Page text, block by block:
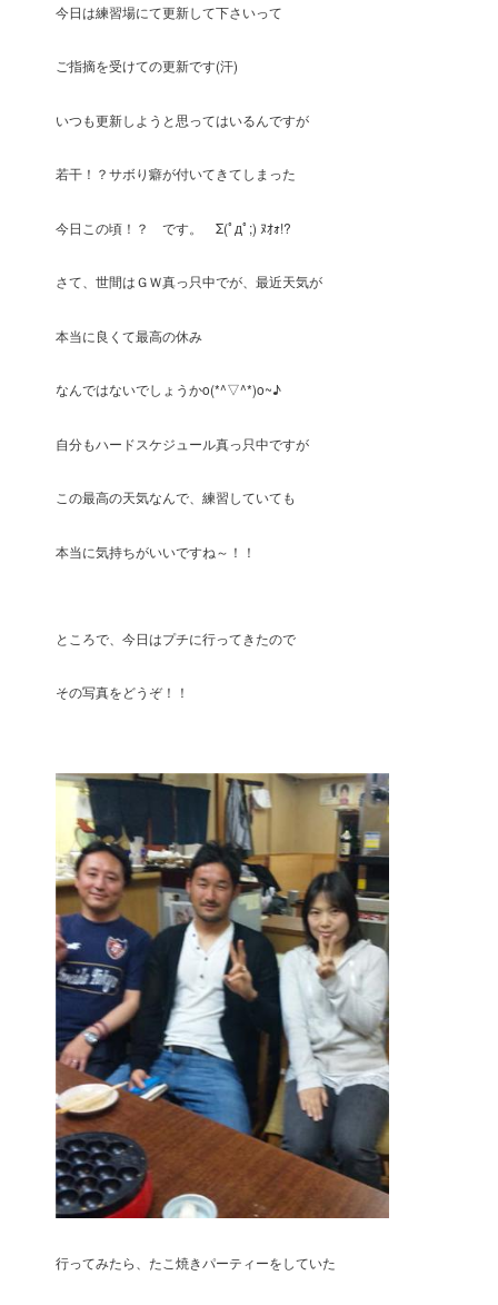
今日は練習場にて更新して下さいって
ご指摘を受けての更新です(汗)
いつも更新しようと思ってはいるんですが
若干！？サボり癖が付いてきてしまった
今日この頃！？ です。 Σ(ﾟдﾟ;) ﾇｵｫ!?
さて、世間はＧＷ真っ只中でが、最近天気が
本当に良くて最高の休み
なんではないでしょうかo(*^▽^*)o~♪
自分もハードスケジュール真っ只中ですが
この最高の天気なんで、練習していても
本当に気持ちがいいですね～！！
ところで、今日はプチに行ってきたので
その写真をどうぞ！！
行ってみたら、たこ焼きパーティーをしていた